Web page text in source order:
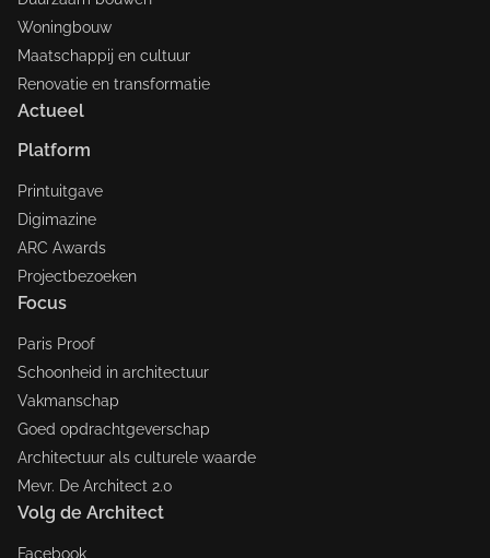
Woningbouw
Maatschappij en cultuur
Renovatie en transformatie
Actueel
Platform
Printuitgave
Digimazine
ARC Awards
Projectbezoeken
Focus
Paris Proof
Schoonheid in architectuur
Vakmanschap
Goed opdrachtgeverschap
Architectuur als culturele waarde
Mevr. De Architect 2.0
Volg de Architect
Facebook